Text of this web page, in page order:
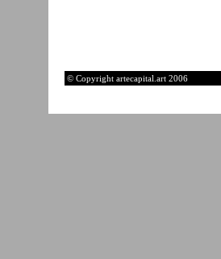
© Copyright artecapital.art 2006